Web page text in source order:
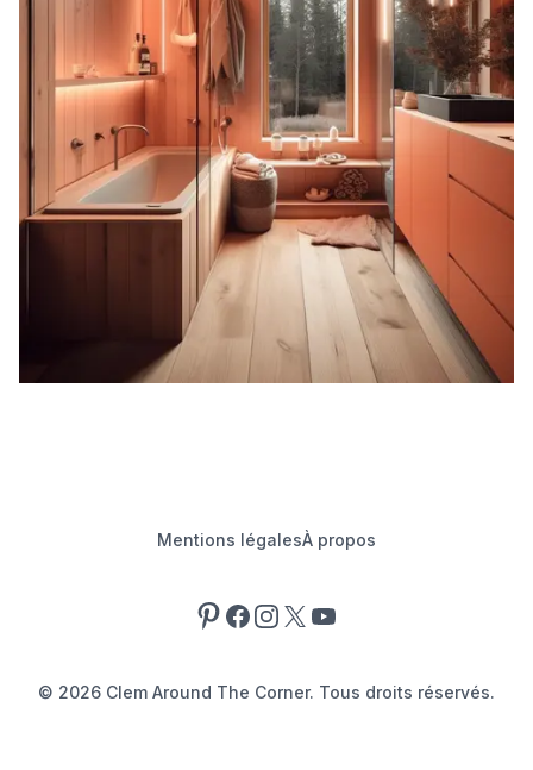
Mentions légalesÀ propos
Pinterest
Facebook
Instagram
X YouTube
© 2026 Clem Around The Corner. Tous droits réservés.